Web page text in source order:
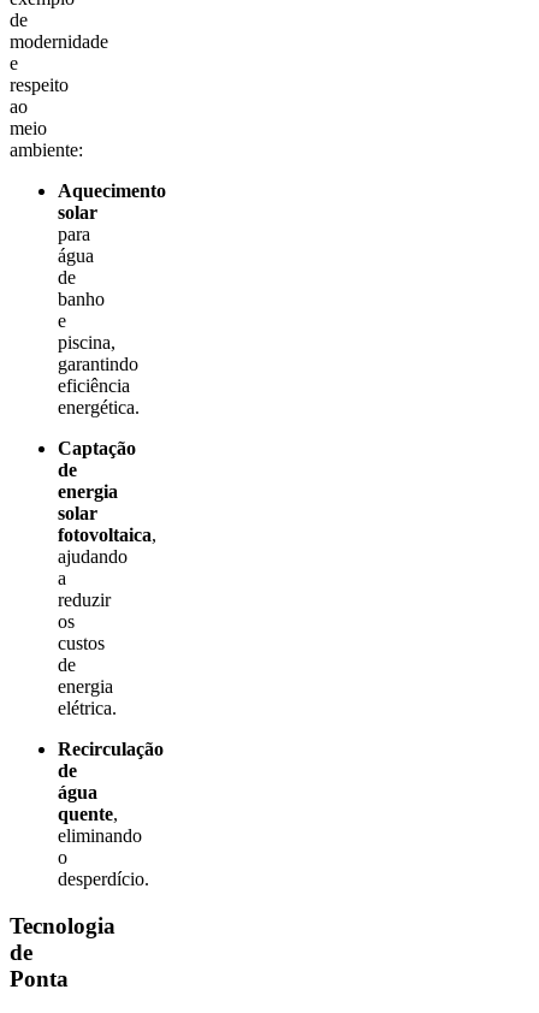
de
modernidade
e
respeito
ao
meio
ambiente:
Aquecimento
solar
para
água
de
banho
e
piscina,
garantindo
eficiência
energética.
Captação
de
energia
solar
fotovoltaica,
ajudando
a
reduzir
os
custos
de
energia
elétrica.
Recirculação
de
água
quente,
eliminando
o
desperdício.
Tecnologia
de
Ponta